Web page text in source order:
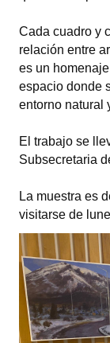
Resoluciones
INSTITUCIONAL
Antiguos
Noticias
Registros y
Datos Históricos
Premio al
Audiencias
Mujeres que
Periodistas
Cada cuadro y
relación entre
es un
espacio donde
entorno natural
El trabajo se
Subsecretaria
La muestra es
visitarse de